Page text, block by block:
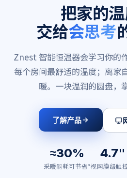
把家的温
交给会思考
Znest 智能恒温器会学习你的
每个房间最舒适的温度；离家
暖。一块温润的圆盘，
了解产品
≈30%
采暖能耗可节省*
4.7"
视网膜级触